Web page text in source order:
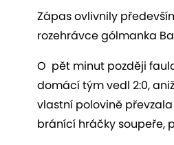
Zápas ovlivnily
rozehrávce gólmanka
O pět minut později
domácí tým vedl 2:0,
vlastní polovině
bránící hráčky soupeře,